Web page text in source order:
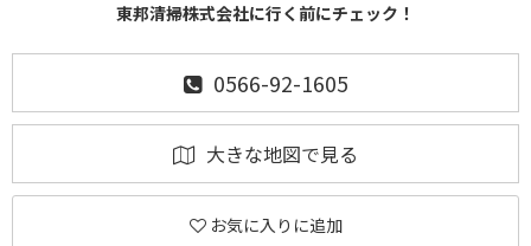
東邦清掃株式会社に行く前にチェック！
0566-92-1605
大きな地図で見る
お気に入りに追加